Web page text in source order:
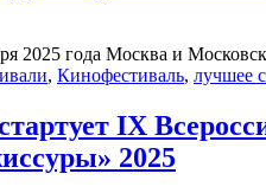
2025 года Москва и
, Кинофестиваль, лучшее
IX
2025